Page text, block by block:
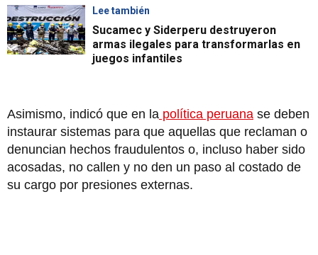
Lee también
Sucamec y Siderperu destruyeron
armas ilegales para transformarlas en
juegos infantiles
Asimismo, indicó que en la política peruana se deben
instaurar sistemas para que aquellas que reclaman o
denuncian hechos fraudulentos o, incluso haber sido
acosadas, no callen y no den un paso al costado de
su cargo por presiones externas.